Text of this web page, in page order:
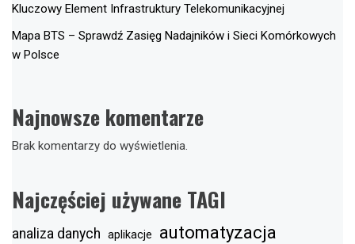
Kluczowy Element Infrastruktury Telekomunikacyjnej
Mapa BTS – Sprawdź Zasięg Nadajników i Sieci Komórkowych
w Polsce
Najnowsze komentarze
Brak komentarzy do wyświetlenia.
Najczęściej używane TAGI
analiza danych aplikacje automatyzacja